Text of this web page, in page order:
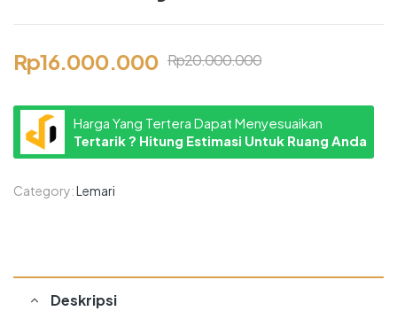
Rp20.000.000
Rp16.000.000
Harga Yang Tertera Dapat Menyesuaikan
Tertarik ? Hitung Estimasi Untuk Ruang Anda
Category:Lemari
Deskripsi